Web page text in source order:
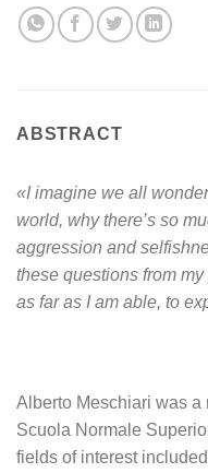
ABSTRACT
«I imagine we all
world, why there’s so
aggression and
these questions from
as far as I am able, to
A lberto Meschiari was a
Scuola Normale
fields of interest